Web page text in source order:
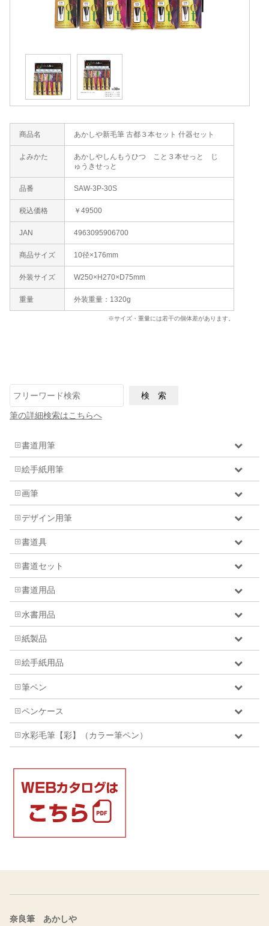
※サイズ・重量には若干の個体差があります。
商品名 あかしや新毛筆 古都３本セット 什器セット
よみかた
あかしやしんもうひつ こと３本せっと じ
ゅうきせっと
品番 SAW-3P-30S
税込価格 ￥49500
JAN 4963095906700
商品サイズ 10径×176mm
外装サイズ W250×H270×D75mm
重量 外装重量：1320g
筆の詳細検索はこちらへ
書道用筆
絵手紙用筆
画筆
デザイン用筆
書道具
書道セット
書道用品
水書用品
紙製品
絵手紙用品
筆ペン
ペンケース
水彩毛筆【彩】（カラー筆ペン）
奈良筆 あかしや